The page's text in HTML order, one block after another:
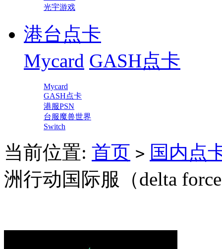
光宇游戏
港台点卡
Mycard GASH点卡
Mycard
GASH点卡
港服PSN
台服魔兽世界
Switch
当前位置: 首页 > 国内点
洲行动国际服（delta